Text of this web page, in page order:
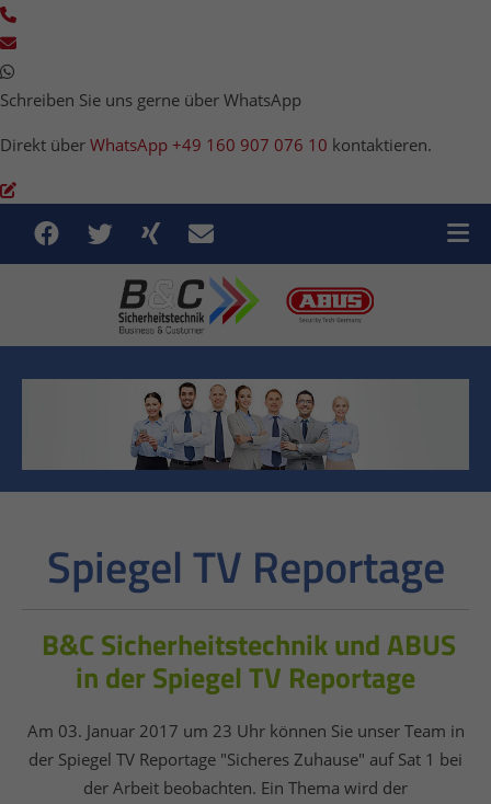
Schreiben Sie uns gerne über WhatsApp
Direkt über WhatsApp +49 160 907 076 10 kontaktieren.
Spiegel TV Reportage
B&C Sicherheitstechnik und ABUS
in der Spiegel TV Reportage
Am 03. Januar 2017 um 23 Uhr können Sie unser Team in
der Spiegel TV Reportage "Sicheres Zuhause" auf Sat 1 bei
der Arbeit beobachten. Ein Thema wird der